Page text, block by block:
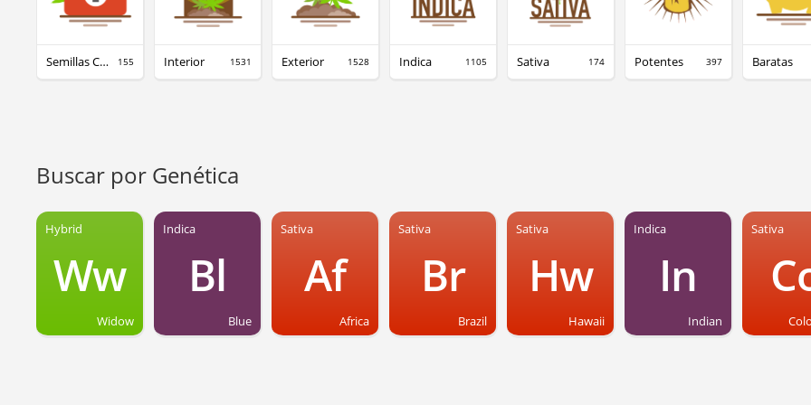
Semillas CBD 155 Interior 1531 Exterior 1528 Indica 1105 Sativa 174 Potentes 397 Baratas
Buscar por Genética
Hybrid
Ww
Widow
Indica
Bl
Blue
Sativa
Af
Africa
Sativa
Br
Brazil
Sativa
Hw
Hawaii
Indica
In
Indian
Sativa